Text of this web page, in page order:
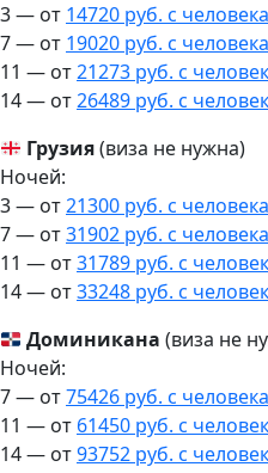
3 — от 14720 руб. с человека
7 — от 19020 руб. с человека
11 — от21273 руб. с
14 — от26489 руб. с
Грузия(виза не нужна)
Ночей:
3 — от21300 руб. с человека
7 — от31902 руб. с человека
11 — от31789 руб. с
14 — от33248 руб. с
Доминикана (виза не
Ночей:
7 — от75426 руб. с человека
11 — от 61450 руб. с
14 — от93752 руб. с